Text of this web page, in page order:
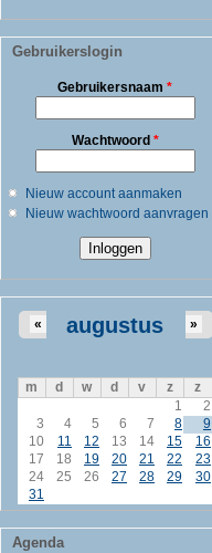
Gebruikerslogin
Gebruikersnaam*
Wachtwoord *
Nieuw account aanmaken
Nieuw wachtwoord aanvragen
augustus
« »
m d w d v z
z
1
2
3
4 5 6 7 8
9
10
11 12 13 14 15
16
17
18 19 20 21 22
23
24
25 26 27 28 29
30
31
Agenda